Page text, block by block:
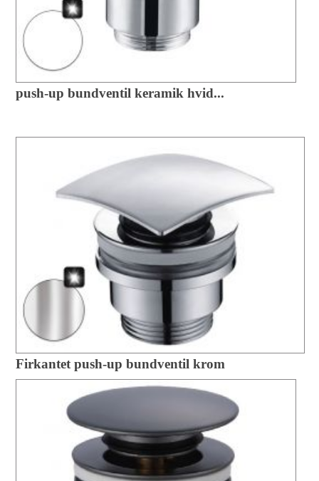
push-up bundventil keramik hvid...
Firkantet push-up bundventil krom